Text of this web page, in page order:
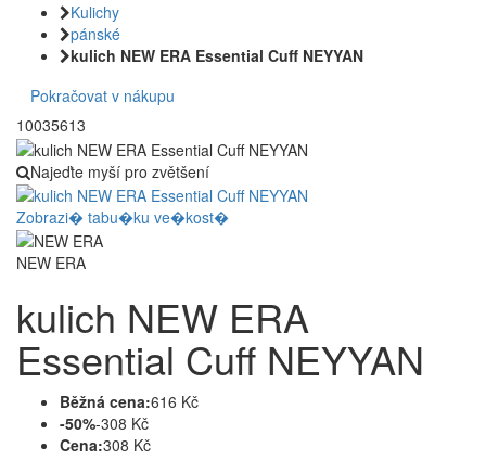
Kulichy
pánské
kulich NEW ERA Essential Cuff NEYYAN
Pokračovat v nákupu
10035613
Najeďte myší pro zvětšení
Zobrazi� tabu�ku ve�kost�
NEW ERA
kulich NEW ERA
Essential Cuff NEYYAN
Běžná cena:616 Kč
-50%-308 Kč
Cena:308 Kč